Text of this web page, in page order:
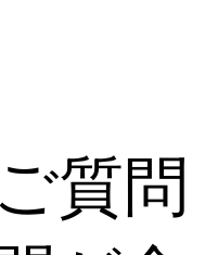
質問